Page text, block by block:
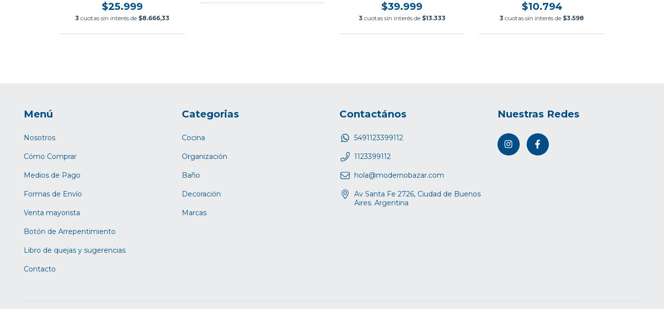
$25.999
3 cuotas sin interés de $8.666,33
$39.999
3 cuotas sin interés de $13.333
$10.794
3 cuotas sin interés de $3.598
Menú
Nosotros
Cómo Comprar
Medios de Pago
Formas de Envío
Venta mayorista
Botón de Arrepentimiento
Libro de quejas y sugerencias
Contacto
Categorias
Cocina
Organización
Baño
Decoración
Marcas
Contactános
5491123399112
1123399112
hola@modernobazar.com
Av Santa Fe 2726, Ciudad de Buenos
Aires. Argentina
Nuestras Redes